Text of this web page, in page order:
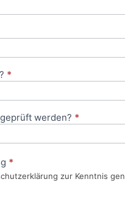
*
werden? *
*
zur Kenntnis